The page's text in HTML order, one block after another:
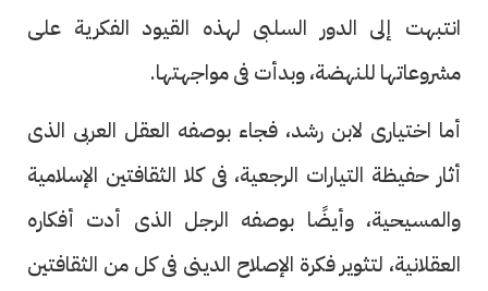
انتبهت إلى الدور السلبى لهذه القيود الفكرية على
مشروعاتها للنهضة، وبدأت فى مواجهتها.
أما اختيارى لابن رشد، فجاء بوصفه العقل العربى الذى
أثار حفيظة التيارات الرجعية، فى كلا الثقافتين الإسلامية
والمسيحية، وأيضًا بوصفه الرجل الذى أدت أفكاره
العقلانية، لتثوير فكرة الإصلاح الدينى فى كل من الثقافتين